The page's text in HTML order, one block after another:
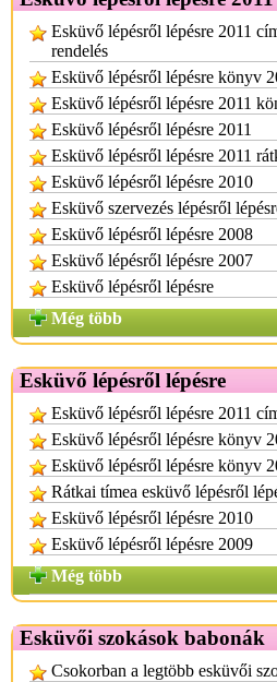
Esküvő lépésről lépésre 2011
rendelés
Esküvő lépésről lépésre könyv
Esküvő lépésről lépésre 2011
Esküvő lépésről lépésre 2011
Esküvő lépésről lépésre 2011
Esküvő lépésről lépésre 2010
Esküvő szervezés lépésről
Esküvő lépésről lépésre 2008
Esküvő lépésről lépésre 2007
Esküvő lépésről lépésre
Még több
Esküvő lépésről lépésre
Esküvő lépésről lépésre 2011
Esküvő lépésről lépésre könyv
Esküvő lépésről lépésre könyv
Rátkai tímea esküvő lépésről
Esküvő lépésről lépésre 2010
Esküvő lépésről lépésre 2009
Még több
Esküvői szokások babonák
Csokorban a legtöbb esküvői